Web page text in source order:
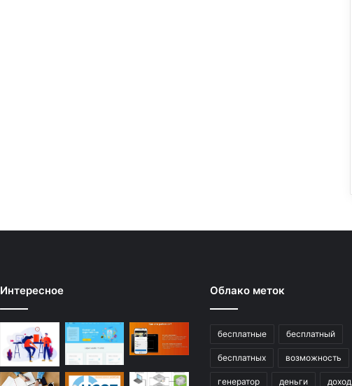
Интересное Облако меток
бесплатные бесплатный
бесплатных возможность
генератор деньги доход